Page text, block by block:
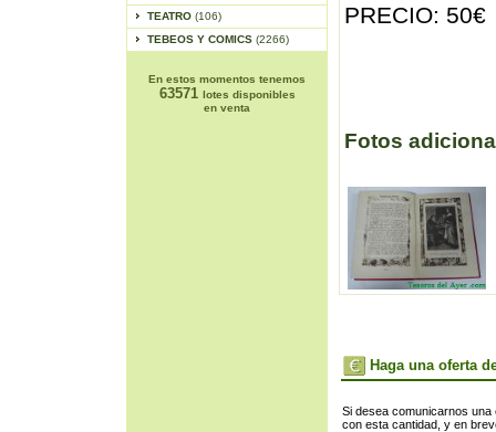
TEATRO (106)
TEBEOS Y COMICS (2266)
En estos momentos tenemos
63571 lotes disponibles
en venta
PRECIO: 50€
Fotos
Haga una oferta
Si desea comunicarnos
con esta cantidad, y en